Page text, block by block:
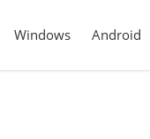
Windows Android